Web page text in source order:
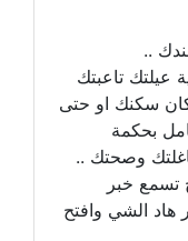
..
تاعبتك
سكنك او حتى
بحكمة
وصحتك ..
تسمع خبر
الشي وافتح